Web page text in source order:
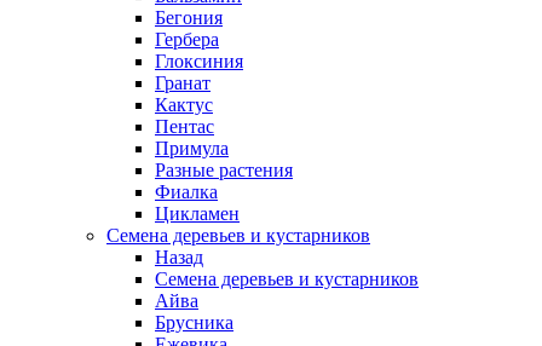
Бегония
Гербера
Глоксиния
Гранат
Кактус
Пентас
Примула
Разные растения
Фиалка
Цикламен
Семена деревьев и кустарников
Назад
Семена деревьев и кустарников
Айва
Брусника